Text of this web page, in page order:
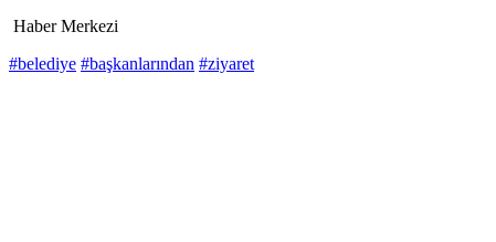
Haber Merkezi
#belediye #başkanlarından #ziyaret